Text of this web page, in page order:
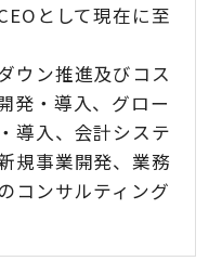
として現在に至
ウン推進及びコス
発・導入、グロー
導入、会計システ
規事業開発、業務
コンサルティング